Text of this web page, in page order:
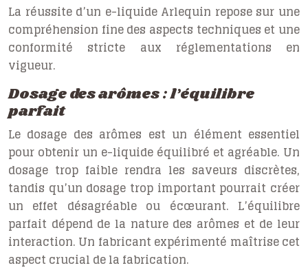
La réussite d’un e-liquide Arlequin repose sur une
compréhension fine des aspects techniques et une
conformité stricte aux réglementations en
vigueur.
Dosage des arômes : l’équilibre
parfait
Le dosage des arômes est un élément essentiel
pour obtenir un e-liquide équilibré et agréable. Un
dosage trop faible rendra les saveurs discrètes,
tandis qu’un dosage trop important pourrait créer
un effet désagréable ou écœurant. L’équilibre
parfait dépend de la nature des arômes et de leur
interaction. Un fabricant expérimenté maîtrise cet
aspect crucial de la fabrication.